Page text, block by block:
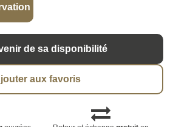
de sa disponibilité
aux favoris